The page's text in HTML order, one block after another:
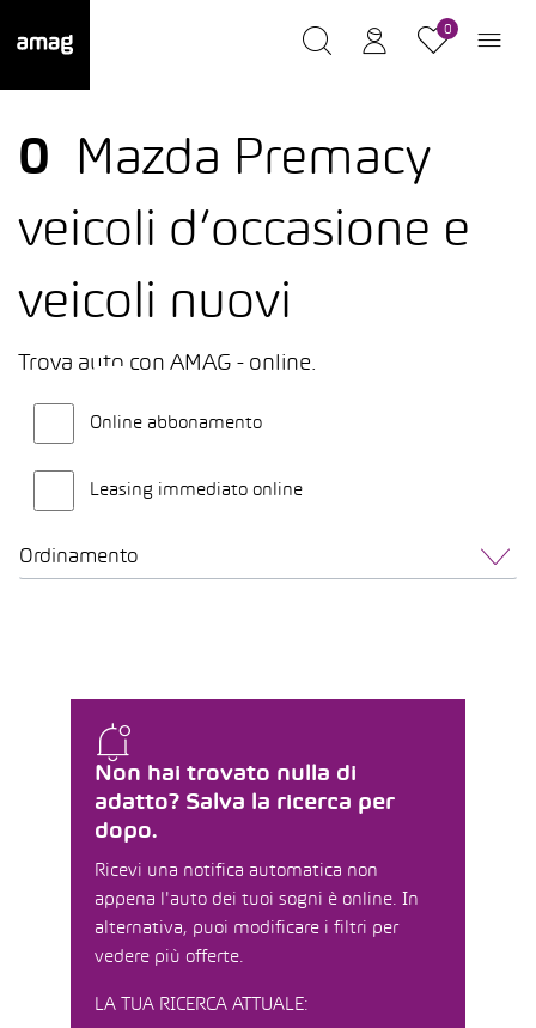
0
0
Mazda Premacy
veicoli d’occasione e
veicoli nuovi
Trova auto con AMAG - online.
Online abbonamento
Leasing immediato online
Ordinamento
Non hai trovato nulla di
adatto? Salva la ricerca per
dopo.
Ricevi una notifica automatica non
appena l'auto dei tuoi sogni è online. In
alternativa, puoi modificare i filtri per
vedere più offerte.
LA TUA RICERCA ATTUALE: